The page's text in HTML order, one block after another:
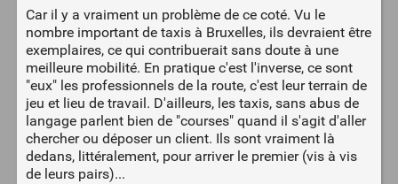
Car il y a vraiment un problème de ce coté. Vu le
nombre important de taxis à Bruxelles, ils devraient être
exemplaires, ce qui contribuerait sans doute à une
meilleure mobilité. En pratique c'est l'inverse, ce sont
"eux" les professionnels de la route, c'est leur terrain de
jeu et lieu de travail. D'ailleurs, les taxis, sans abus de
langage parlent bien de "courses" quand il s'agit d'aller
chercher ou déposer un client. Ils sont vraiment là
dedans, littéralement, pour arriver le premier (vis à vis
de leurs pairs)...